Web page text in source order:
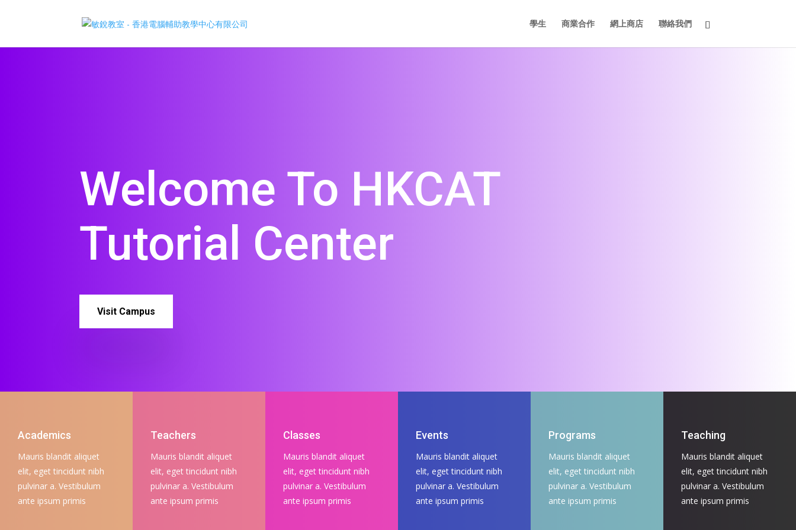
學生 商業合作 網上商店 聯絡我們
Welcome To HKCAT
Tutorial Center
Visit Campus
Academics
Mauris blandit aliquet
elit, eget tincidunt nibh
pulvinar a. Vestibulum
ante ipsum primis
Teachers
Mauris blandit aliquet
elit, eget tincidunt nibh
pulvinar a. Vestibulum
ante ipsum primis
Classes
Mauris blandit aliquet
elit, eget tincidunt nibh
pulvinar a. Vestibulum
ante ipsum primis
Events
Mauris blandit aliquet
elit, eget tincidunt nibh
pulvinar a. Vestibulum
ante ipsum primis
Programs
Mauris blandit aliquet
elit, eget tincidunt nibh
pulvinar a. Vestibulum
ante ipsum primis
Teaching
Mauris blandit aliquet
elit, eget tincidunt nibh
pulvinar a. Vestibulum
ante ipsum primis